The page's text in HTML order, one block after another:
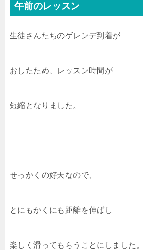
午前のレッスン
生徒さんたちのゲレンデ到着が
おしたため、レッスン時間が
短縮となりました。
せっかくの好天なので、
とにもかくにも距離を伸ばし
楽しく滑ってもらうことにしました。